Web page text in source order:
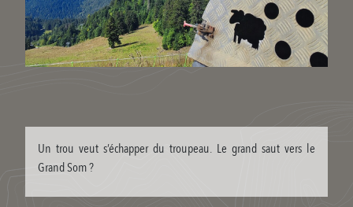
Un trou veut s’échapper du troupeau. Le grand saut vers le
Grand Som ?